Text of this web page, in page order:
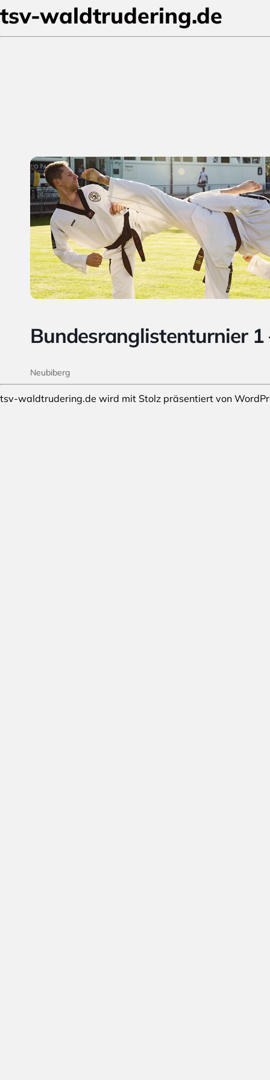
tsv-waldtrudering.de
Bundesranglistenturnier 1
Neubiberg
tsv-waldtrudering.de wird mit Stolz präsentiert von